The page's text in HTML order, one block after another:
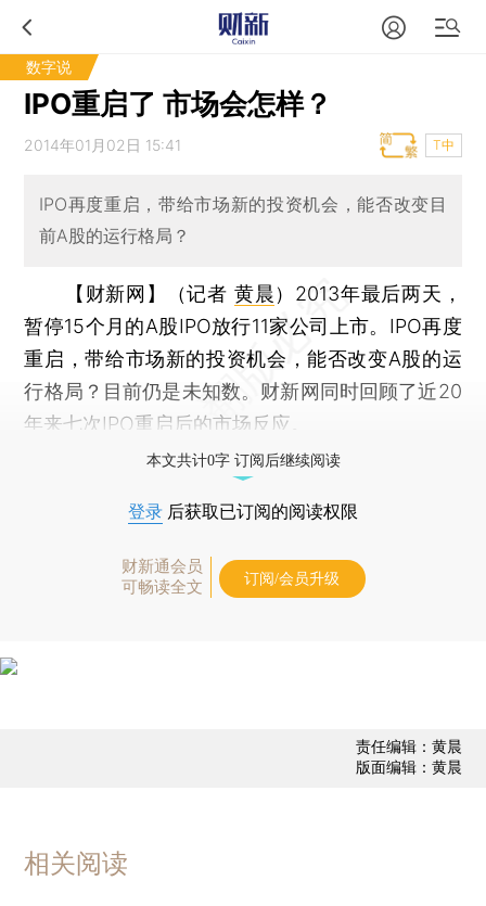
数字说
IPO重启了 市场会怎样？
2014年01月02日 15:41 T中
IPO再度重启，带给市场新的投资机会，能否改变目
前A股的运行格局？
【财新网】（记者 黄晨） 2013年最后两天，
暂停15个月的A股IPO放行11家公司上市。IPO再度
重启，带给市场新的投资机会，能否改变A股的运
行格局？目前仍是未知数。财新网同时回顾了近20
年来七次IPO重启后的市场反应。
本文共计0字 订阅后继续阅读
登录 后获取已订阅的阅读权限
财新通会员
可畅读全文
订阅/会员升级
责任编辑：黄晨
版面编辑：黄晨
相关阅读